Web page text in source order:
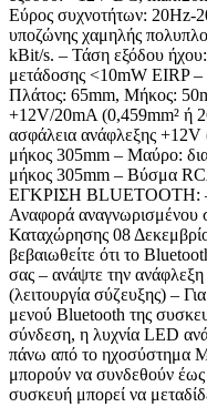
Εύρος συχνοτήτων: 20Hz-
υποζώνης χαμηλής
kBit/s. – Τάση εξόδου
μετάδοσης <10mW EIRP
Πλάτος: 65mm, Μήκος:
+12V/20mA (0,459mm² ή
ασφάλεια ανάφλεξης
μήκος 305mm – Μαύρο:
μήκος 305mm – Βύσμα
ΕΓΚΡΙΣΗ BLUETOOTH: –
Αναφορά αναγνωρισμένου
Καταχώρησης 08
βεβαιωθείτε ότι το
σας – ανάψτε την
(λειτουργία σύζευξης) –
μενού Bluetooth της
σύνδεση, η λυχνία LED
πάνω από το
μπορούν να συνδεθούν
συσκευή μπορεί να